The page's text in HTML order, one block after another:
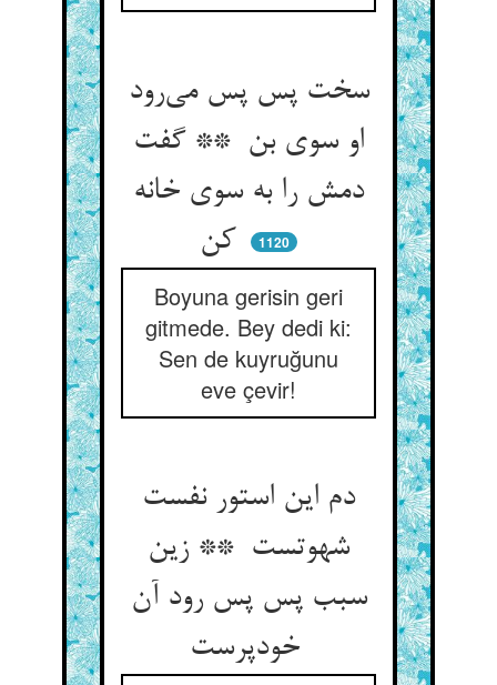
سخت پس پس می‌رود
او سوی بن ** گفت
دمش را به سوی خانه
1120
Boyuna gerisin geri
gitmede. Bey dedi ki:
Sen de kuyruğunu
eve çevir!
دم این استور نفست
شهوتست ** زین
سبب پس پس رود آن
خودپرست